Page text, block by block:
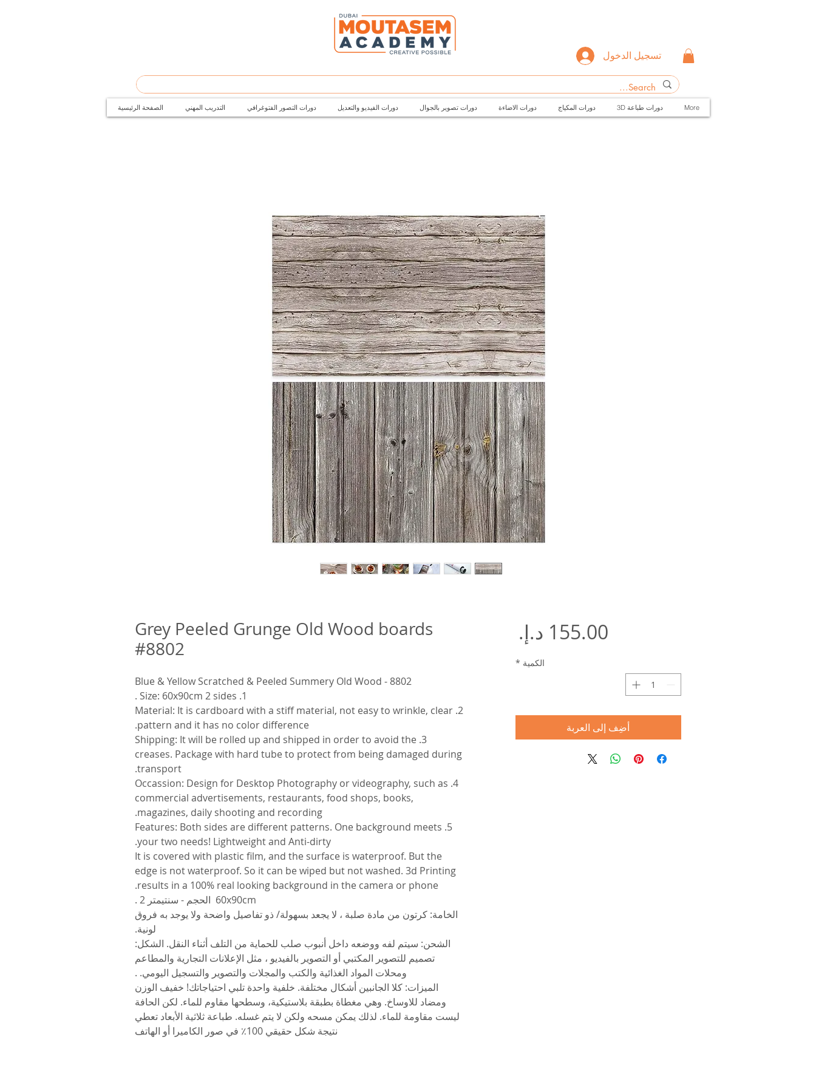
تسجيل الدخول
الصفحة الرئيسية التدريب المهني دورات التصور الفتوغرافي دورات الفيديو والتعديل دورات تصوير بالجوال دورات الاضاءة دورات المكياج 3D دورات طباعة More
Grey Peeled Grunge Old Wood boards
#8802
8802 - Blue & Yellow Scratched & Peeled Summery Old Wood
1. Size: 60x90cm 2 sides .
2. Material: It is cardboard with a stiff material, not easy to wrinkle, clear
pattern and it has no color difference.
3. Shipping: It will be rolled up and shipped in order to avoid the
creases. Package with hard tube to protect from being damaged during
transport.
4. Occassion: Design for Desktop Photography or videography, such as
commercial advertisements, restaurants, food shops, books,
magazines, daily shooting and recording.
5. Features: Both sides are different patterns. One background meets
your two needs! Lightweight and Anti-dirty.
It is covered with plastic film, and the surface is waterproof. But the
edge is not waterproof. So it can be wiped but not washed. 3d Printing
results in a 100% real looking background in the camera or phone.
الخامة: كرتون من مادة صلبة ، لا يجعد بسهولة/ ذو تفاصيل واضحة ولا يوجد به فروق
لونية.
الشحن: سيتم لفه ووضعه داخل أنبوب صلب للحماية من التلف أثناء النقل. الشكل:
تصميم للتصوير المكتبي أو التصوير بالفيديو ، مثل الإعلانات التجارية والمطاعم
ومحلات المواد الغذائية والكتب والمجلات والتصوير والتسجيل اليومي. .
الميزات: كلا الجانبين أشكال مختلفة. خلفية واحدة تلبي احتياجاتك! خفيف الوزن
ومضاد للاوساخ. وهي مغطاة بطبقة بلاستيكية، وسطحها مقاوم للماء. لكن الحافة
ليست مقاومة للماء. لذلك يمكن مسحه ولكن لا يتم غسله. طباعة ثلاثية الأبعاد تعطي
نتيجة شكل حقيقي 100٪ في صور الكاميرا أو الهاتف
الكمية *
أضِف إلى العربة